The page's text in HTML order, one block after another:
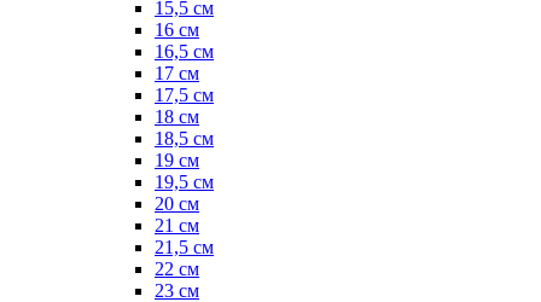
15,5 см
16 см
16,5 см
17 см
17,5 см
18 см
18,5 см
19 см
19,5 см
20 см
21 см
21,5 см
22 см
23 см